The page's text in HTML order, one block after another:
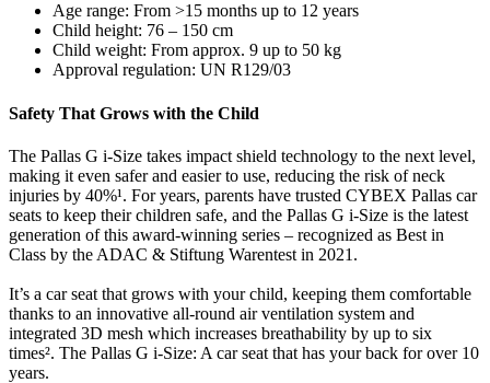
Age range: From >15 months up to 12 years
Child height: 76 – 150 cm
Child weight: From approx. 9 up to 50 kg
Approval regulation: UN R129/03
Safety That Grows with the Child
The Pallas G i-Size takes impact shield technology to the next level,
making it even safer and easier to use, reducing the risk of neck
injuries by 40%¹. For years, parents have trusted CYBEX Pallas car
seats to keep their children safe, and the Pallas G i-Size is the latest
generation of this award-winning series ‒ recognized as Best in
Class by the ADAC & Stiftung Warentest in 2021.
It’s a car seat that grows with your child, keeping them comfortable
thanks to an innovative all-round air ventilation system and
integrated 3D mesh which increases breathability by up to six
times². The Pallas G i-Size: A car seat that has your back for over 10
years.